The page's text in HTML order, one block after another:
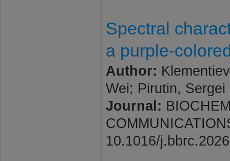
Spectral
a purple-
Author:
Wei; Pirutin,
Journal:
10.1016/